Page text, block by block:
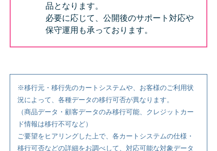
品となります。
必要に応じて、公開後のサポート対応や
保守運用も承っております。
※移行元・移行先のカートシステムや、お客様のご利用状
況によって、各種データの移行可否が異なります。
（商品データ・顧客データのみ移行可能、クレジットカー
ド情報は移行不可など）
ご要望をヒアリングした上で、各カートシステムの仕様・
移行可否などの詳細をお調べして、対応可能な対象データ